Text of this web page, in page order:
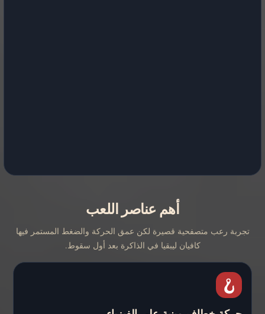
أهم عناصر اللعب
تجربة رعب متصفحية قصيرة لكن عمق الحركة والضغط المستمر فيها
كافيان ليبقيا في الذاكرة بعد أول سقوط.
🪝